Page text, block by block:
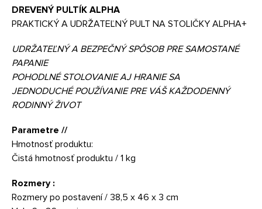
DREVENÝ PULTÍK ALPHA
PRAKTICKÝ A UDRŽATEĽNÝ PULT NA STOLIČKY ALPHA+
UDRŽATEĽNÝ A BEZPEČNÝ SPÔSOB PRE SAMOSTANÉ
PAPANIE
POHODLNÉ STOLOVANIE AJ HRANIE SA
JEDNODUCHÉ POUŽÍVANIE PRE VÁŠ KAŽDODENNÝ
RODINNÝ ŽIVOT
Parametre //
Hmotnosť produktu:
Čistá hmotnosť produktu / 1 kg
Rozmery :
Rozmery po postavení / 38,5 x 46 x 3 cm